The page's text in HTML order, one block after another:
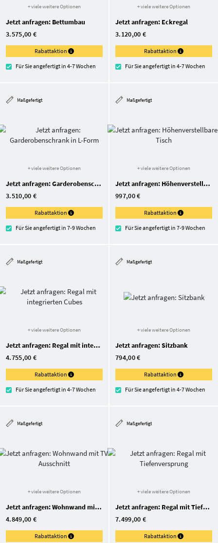
+ viele weitere Optionen
Jetzt anfragen: Bettumbau
3.575,00 €
Rabattaktion
Für Sie angefertigt in 4-7 Wochen
+ viele weitere Optionen
Jetzt anfragen: Eckregal
3.120,00 €
Rabattaktion
Für Sie angefertigt in 4-7 Wochen
Maßgefertigt
+ viele weitere Optionen
Jetzt anfragen: Garderobenschrank in L-Form
3.510,00 €
Rabattaktion
Für Sie angefertigt in 7-9 Wochen
Maßgefertigt
+ viele weitere Optionen
Jetzt anfragen: Höhenverstellbarer Tisch
997,00 €
Rabattaktion
Für Sie angefertigt in 7-9 Wochen
Maßgefertigt
+ viele weitere Optionen
Jetzt anfragen: Regal mit integrierten Cubes
4.755,00 €
Rabattaktion
Für Sie angefertigt in 4-7 Wochen
Maßgefertigt
+ viele weitere Optionen
Jetzt anfragen: Sitzbank
794,00 €
Rabattaktion
Für Sie angefertigt in 4-7 Wochen
Maßgefertigt
+ viele weitere Optionen
Jetzt anfragen: Wohnwand mit TV-Ausschnitt
4.849,00 €
Rabattaktion
Maßgefertigt
+ viele weitere Optionen
Jetzt anfragen: Regal mit Tiefenversprung
7.499,00 €
Rabattaktion